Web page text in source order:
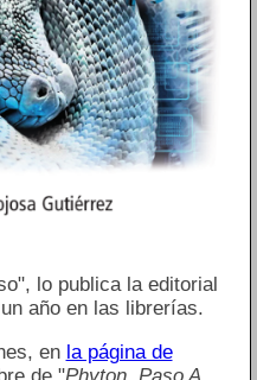
lo publica la editorial
año en las librerías.
en la página de